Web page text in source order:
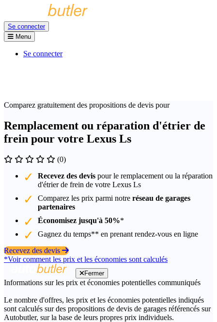
Se connecter
Menu
Se connecter
Comparez gratuitement des propositions de devis pour
Remplacement ou réparation d'étrier de
frein pour votre Lexus Ls
(0)
Recevez des devis pour le remplacement ou la réparation
d'étrier de frein de votre Lexus Ls
Comparez les prix parmi notre réseau de garages
partenaires
Économisez jusqu'à 50%*
Gagnez du temps** en prenant rendez-vous en ligne
Recevez des devis
*Voir comment les prix et les économies sont calculés
Fermer
Informations sur les prix et économies potentielles communiqués
Le nombre d'offres, les prix et les économies potentielles indiqués
sont calculés sur des propositions de devis de garages référencés sur
Autobutler, sur la base de leurs propres prix individuels.